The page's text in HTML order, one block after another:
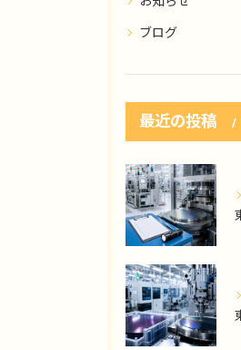
ブログ
最近の投稿